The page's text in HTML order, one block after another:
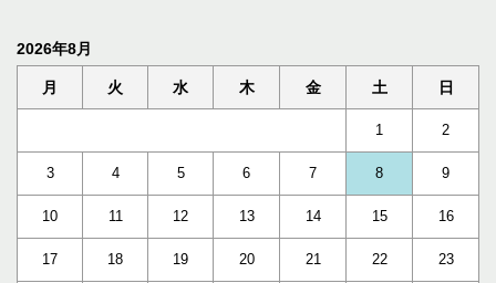
2026年8月
月 火 水 木 金 土 日
1 2
3 4 5 6 7 8 9
10 11 12 13 14 15 16
17 18 19 20 21 22 23